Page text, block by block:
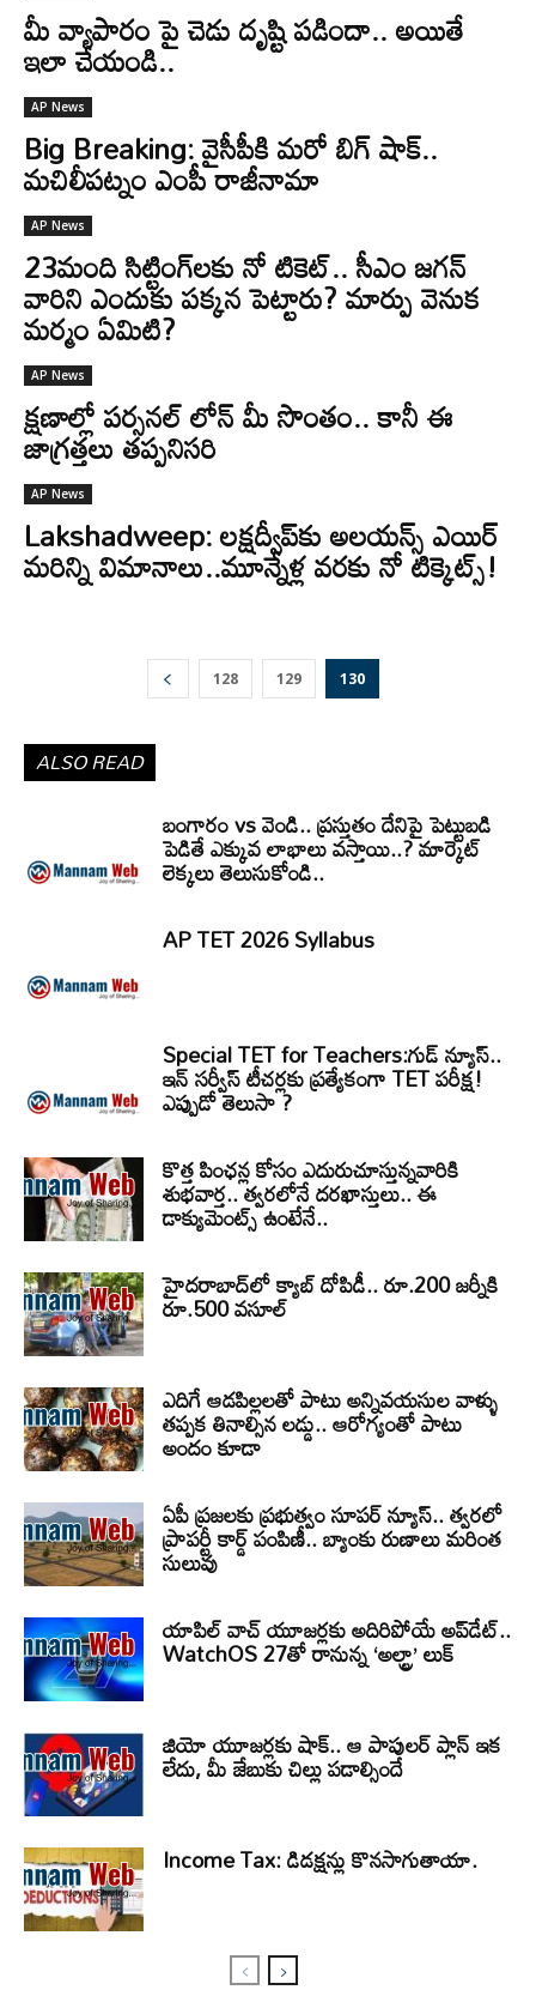
మీ వ్యాపారం పై చెడు దృష్టి పడిందా.. అయితే
ఇలా చేయండి..
AP News
Big Breaking: వైసీపీకి మరో బిగ్ షాక్..
మచిలీపట్నం ఎంపీ రాజీనామా
AP News
23మంది సిట్టింగ్‌లకు నో టికెట్.. సీఎం జగన్
వారిని ఎందుకు పక్కన పెట్టారు? మార్పు వెనుక
మర్మం ఏమిటి?
AP News
క్షణాల్లో పర్సనల్‌ లోన్‌ మీ సొంతం.. కానీ ఈ
జాగ్రత్తలు తప్పనిసరి
AP News
Lakshadweep: లక్షద్వీప్‌కు అలయన్స్ ఎయిర్
మరిన్ని విమానాలు..మూన్నేళ్ల వరకు నో టిక్కెట్స్!
128 129 130
ALSO READ
All Business
Viral News
News AP News
TG News
National News
World News
NRI News
success stories / Inspiration
Bhakthi
Vastu
Food - Recipes
Special Articles ( Usefull Info )
బంగారం vs వెండి.. ప్రస్తుతం దేనిపై పెట్టుబడి
పెడితే ఎక్కువ లాభాలు వస్తాయి..? మార్కెట్
లెక్కలు తెలుసుకోండి..
AP TET 2026 Syllabus
Special TET for Teachers:గుడ్ న్యూస్..
ఇన్ సర్వీస్ టీచర్లకు ప్రత్యేకంగా TET పరీక్ష!
ఎప్పుడో తెలుసా ?
కొత్త పింఛన్ల కోసం ఎదురుచూస్తున్నవారికి
శుభవార్త.. త్వరలోనే దరఖాస్తులు.. ఈ
డాక్యుమెంట్స్ ఉంటేనే..
హైదరాబాద్‌లో క్యాబ్‌ దోపిడీ.. రూ.200 జర్నీకి
రూ.500 వసూల్
ఎదిగే ఆడపిల్లలతో పాటు అన్నివయసుల వాళ్ళు
తప్పక తినాల్సిన లడ్డు.. ఆరోగ్యంతో పాటు
అందం కూడా
ఏపీ ప్రజలకు ప్రభుత్వం సూపర్ న్యూస్.. త్వరలో
ప్రాపర్టీ కార్డ్ పంపిణీ.. బ్యాంకు రుణాలు మరింత
సులువు
యాపిల్ వాచ్ యూజర్లకు అదిరిపోయే అప్‌డేట్..
WatchOS 27తో రానున్న ‘అల్ట్రా’ లుక్
జియో యూజర్లకు షాక్.. ఆ పాపులర్ ప్లాన్ ఇక
లేదు, మీ జేబుకు చిల్లు పడాల్సిందే
Income Tax: డిడక్షన్లు కొనసాగుతాయా.